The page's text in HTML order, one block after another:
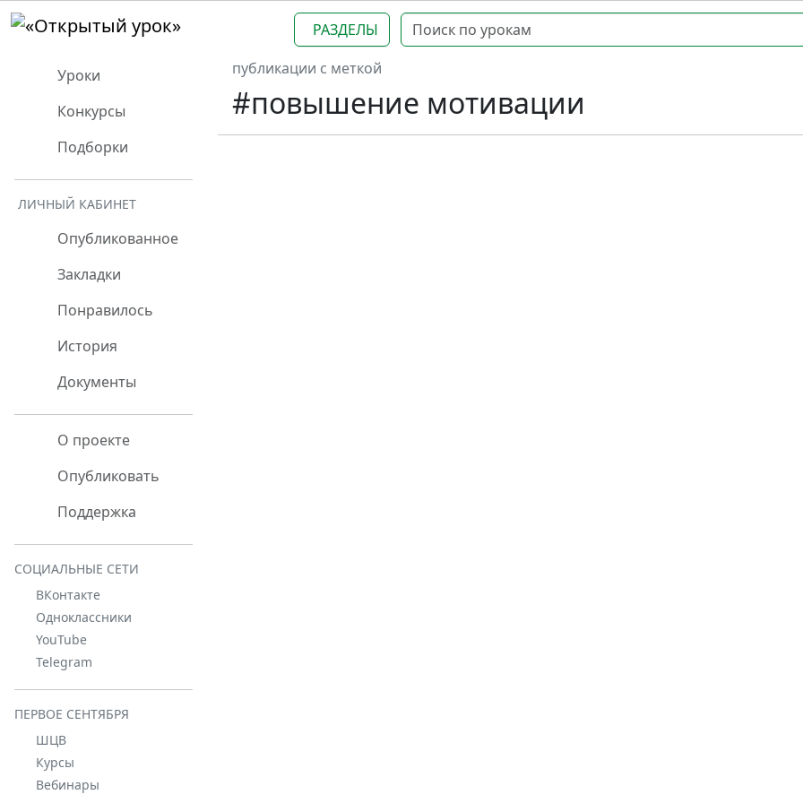
РАЗДЕЛЫ
Уроки
Конкурсы
Подборки
ЛИЧНЫЙ КАБИНЕТ
Опубликованное
Закладки
Понравилось
История
Документы
О проекте
Опубликовать
Поддержка
СОЦИАЛЬНЫЕ СЕТИ
ВКонтакте
Одноклассники
YouTube
Telegram
ПЕРВОЕ СЕНТЯБРЯ
ШЦВ
Курсы
Вебинары
публикации с меткой
#повышение мотивации